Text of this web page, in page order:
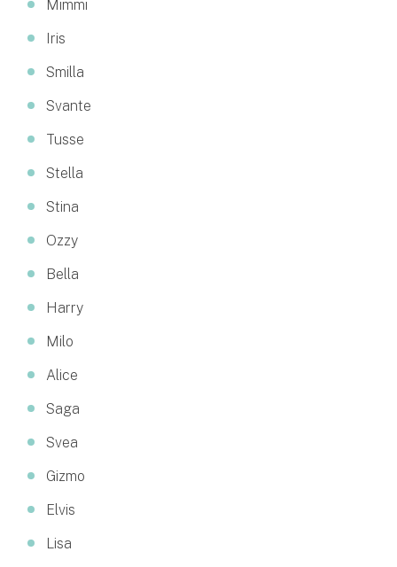
Mimmi
Iris
Smilla
Svante
Tusse
Stella
Stina
Ozzy
Bella
Harry
Milo
Alice
Saga
Svea
Gizmo
Elvis
Lisa